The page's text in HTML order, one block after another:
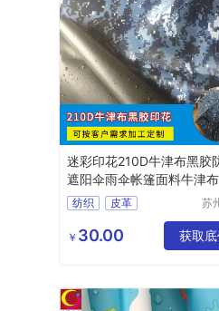
迷彩印花210D牛津布黑胶
遮阳伞雨伞帐篷面料牛津布
纺织
皮革
涤纶面料
苏
有
￥ 30.00 获取底